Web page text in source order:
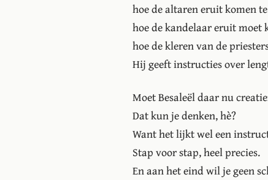
hoe de altaren eruit komen
hoe de kandelaar eruit moet
hoe de kleren van de
Hij geeft instructies over
Moet Besaleël daar nu
Dat kun je denken, hè?
Want het lijkt wel een
Stap voor stap, heel precies.
En aan het eind wil je geen